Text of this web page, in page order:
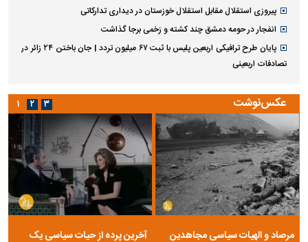
پیروزی استقلال مقابل استقلال خوزستان در دیداری تدارکاتی
انفجار در حومه دمشق چند کشته و زخمی برجا گذاشت
پایان طرح ترافیکی اربعین پلیس با ثبت ۶۷ میلیون تردد | جان باختن ۲۴ زائر در
تصادفات اربعینی
عکس‌نوشت
مرصاد و الهیات سیاسی مجاهدین
آخرین پرده از حیات سیاسی یک
۱ ۲ ۳